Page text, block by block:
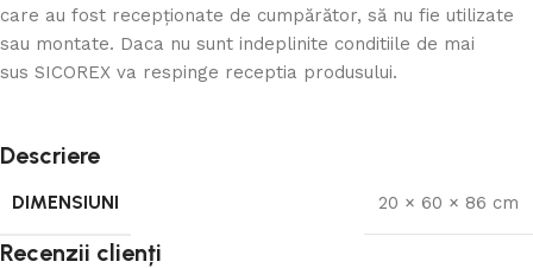
care au fost recepţionate de cumpărător, să nu fie utilizate
sau montate. Daca nu sunt indeplinite conditiile de mai
sus SICOREX va respinge receptia produsului.
Descriere
DIMENSIUNI 20 × 60 × 86 cm
Recenzii clienți